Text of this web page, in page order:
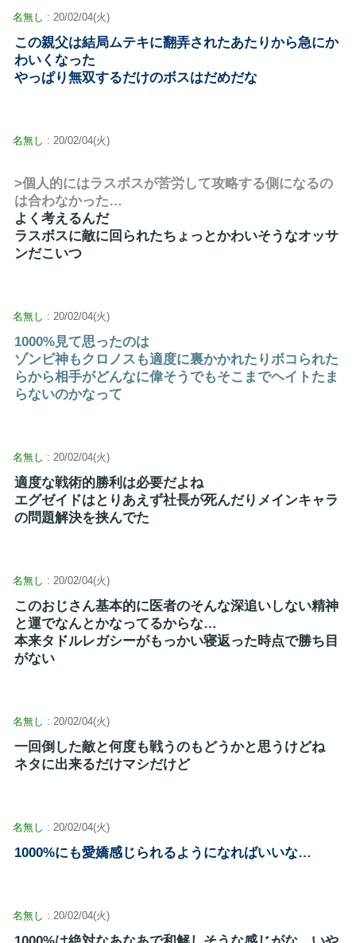
名無し : 20/02/04(火)
この親父は結局ムテキに翻弄されたあたりから急にか
わいくなった
やっぱり無双するだけのボスはだめだな
名無し : 20/02/04(火)
>個人的にはラスボスが苦労して攻略する側になるの
は合わなかった…
よく考えるんだ
ラスボスに敵に回られたちょっとかわいそうなオッサ
ンだこいつ
名無し : 20/02/04(火)
1000%見て思ったのは
ゾンビ神もクロノスも適度に裏かかれたりボコられた
らから相手がどんなに偉そうでもそこまでヘイトたま
らないのかなって
名無し : 20/02/04(火)
適度な戦術的勝利は必要だよね
エグゼイドはとりあえず社長が死んだりメインキャラ
の問題解決を挟んでた
名無し : 20/02/04(火)
このおじさん基本的に医者のそんな深追いしない精神
と運でなんとかなってるからな…
本来タドルレガシーがもっかい寝返った時点で勝ち目
がない
名無し : 20/02/04(火)
一回倒した敵と何度も戦うのもどうかと思うけどね
ネタに出来るだけマシだけど
名無し : 20/02/04(火)
1000%にも愛嬌感じられるようになればいいな…
名無し : 20/02/04(火)